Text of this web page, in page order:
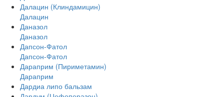
Далацин (Клиндамицин)
Далацин
Даназол
Даназол
Дапсон-Фатол
Дапсон-Фатол
Дараприм (Пириметамин)
Дараприм
Дардиа липо бальзам